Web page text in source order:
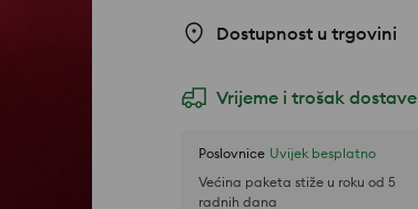
Dostupnost u trgovini
Vrijeme i trošak dostave
Poslovnice Uvijek besplatno
Većina paketa stiže u roku od 5
radnih dana